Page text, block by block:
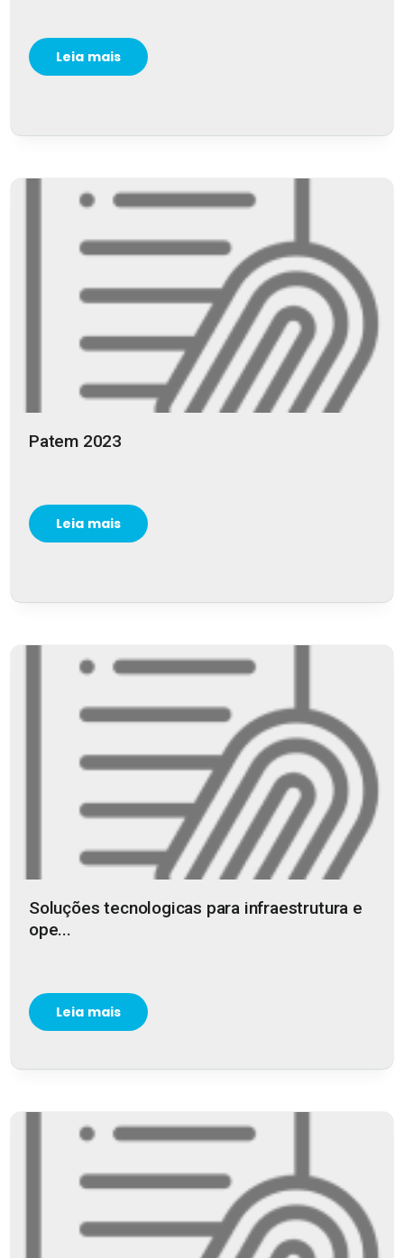
Leia mais
Patem 2023
Leia mais
Soluções tecnologicas para infraestrutura e
ope...
Leia mais